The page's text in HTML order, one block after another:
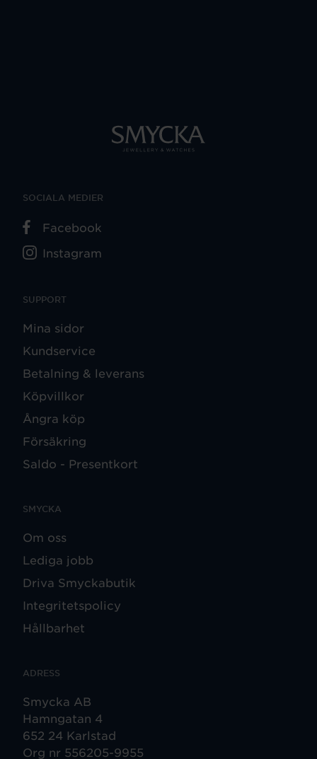
SUPPORT
Mina sidor
Kundservice
Betalning & leverans
Köpvillkor
Ångra köp
Försäkring
Saldo - Presentkort
SMYCKA
Om oss
Lediga jobb
Driva Smyckabutik
Integritetspolicy
Hållbarhet
ADRESS
Smycka AB
Hamngatan 4
652 24 Karlstad
Org nr 556205-9955
SOCIALA MEDIER
Facebook
Instagram